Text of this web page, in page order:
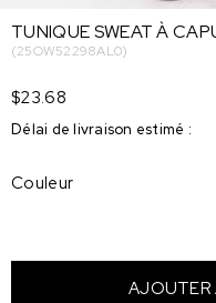
TUNIQUE SWEAT À
(25OW52298AL0)
$23.68
Délai de livraison estimé :
Couleur